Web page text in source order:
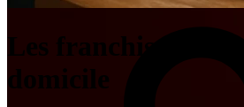
Les franchises
domicile